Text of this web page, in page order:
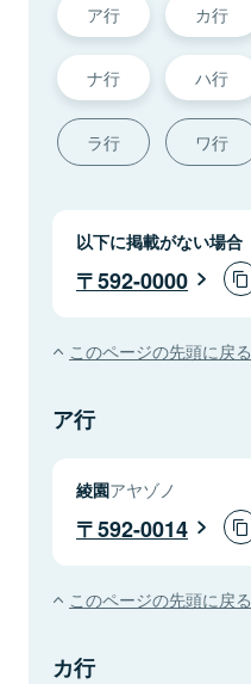
ア行 カ行
ナ行 ハ行
ラ行 ワ行
以下に掲載がない場合
592-0000
このページの先頭に戻る
ア行
綾園アヤゾノ
592-0014
このページの先頭に戻る
カ行